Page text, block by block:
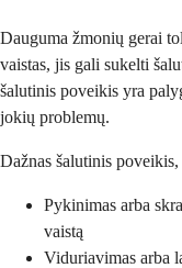
Dauguma žmonių gerai
vaistas, jis gali sukelti
šalutinis poveikis yra
jokių problemų.
Dažnas šalutinis
Pykinimas arba
vaistą
Viduriavimas arba